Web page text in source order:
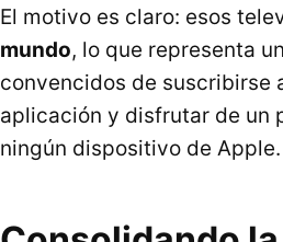
El motivo es claro: esos
mundo, lo que representa
convencidos de suscribirse
aplicación y disfrutar de un
ningún dispositivo de Apple.